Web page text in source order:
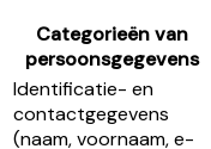
Categorieën van
persoonsgegevens
Identificatie- en
contactgegevens
(naam, voornaam, e-